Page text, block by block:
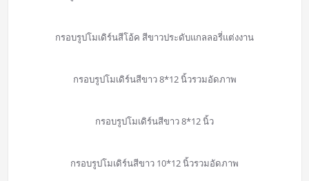
กรอบรูปโมเดิร์นสีโอ้ค สีขาวประดับแกลลอรี่แต่งงาน
กรอบรูปโมเดิร์นสีขาว 8*12 นิ้วรวมอัดภาพ
กรอบรูปโมเดิร์นสีขาว 8*12 นิ้ว
กรอบรูปโมเดิร์นสีขาว 10*12 นิ้วรวมอัดภาพ